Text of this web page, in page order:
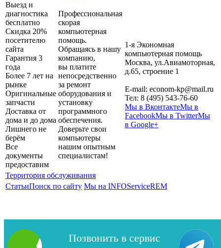
Выезд и
диагностика
бесплатно
Скидка 20%
посетителю
сайта
Гарантия 3
года
Более 7 лет на
рынке
Оригинальные
запчасти
Доставка от
дома и до дома
Лишнего не
берём
Все
документы
предоставим
Профессиональная
скорая
компьютерная
помощь.
Обращаясь в нашу
компанию,
вы платите
непосредственно
за ремонт
оборудования и
установку
программного
обеспечения.
Доверьте свои
компьютеры
нашим опытным
специалистам!
1-я Экономная
компьютерная помощь
Москва, ул.Авиамоторная,
д.65, строение 1
E-mail: econom-kp@mail.ru
Тел: 8 (495) 543-76-60
Мы в ВконтактеМы в
FacebookМы в TwitterМы
в Google+
Территория обслуживания
СтатьиПоиск по сайту Мы на INFOServiceREM
Copyright 2026| 1-я Компьютерная помощь. Сайт не является
публичной офертой.
Политика
Позвонить в сервис